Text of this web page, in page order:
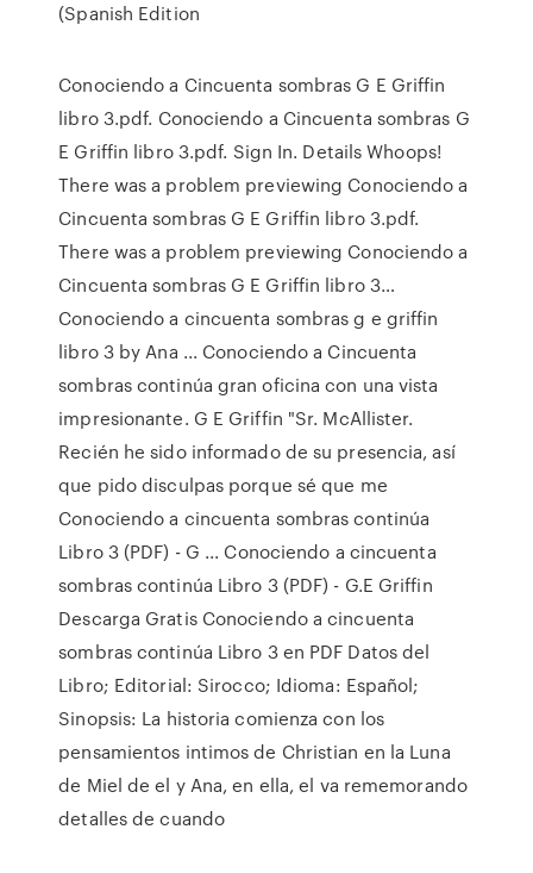
(Spanish Edition
Conociendo a Cincuenta sombras G E Griffin
libro 3.pdf. Conociendo a Cincuenta sombras G
E Griffin libro 3.pdf. Sign In. Details Whoops!
There was a problem previewing Conociendo a
Cincuenta sombras G E Griffin libro 3.pdf.
There was a problem previewing Conociendo a
Cincuenta sombras G E Griffin libro 3…
Conociendo a cincuenta sombras g e griffin
libro 3 by Ana ... Conociendo a Cincuenta
sombras continúa gran oficina con una vista
impresionante. G E Griffin "Sr. McAllister.
Recién he sido informado de su presencia, así
que pido disculpas porque sé que me
Conociendo a cincuenta sombras continúa
Libro 3 (PDF) - G ... Conociendo a cincuenta
sombras continúa Libro 3 (PDF) - G.E Griffin
Descarga Gratis Conociendo a cincuenta
sombras continúa Libro 3 en PDF Datos del
Libro; Editorial: Sirocco; Idioma: Español;
Sinopsis: La historia comienza con los
pensamientos intimos de Christian en la Luna
de Miel de el y Ana, en ella, el va rememorando
detalles de cuando